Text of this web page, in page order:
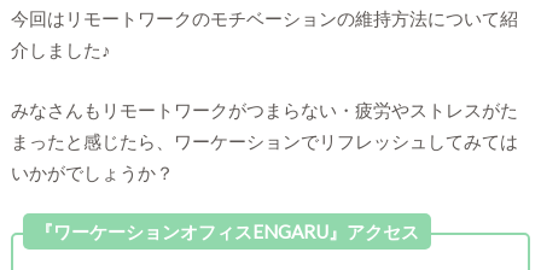
今回はリモートワークのモチベーションの維持方法について紹
介しました♪
みなさんもリモートワークがつまらない・疲労やストレスがた
まったと感じたら、ワーケーションでリフレッシュしてみては
いかがでしょうか？
『ワーケーションオフィスENGARU』アクセス